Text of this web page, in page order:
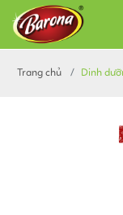
Trang chủ Dinh